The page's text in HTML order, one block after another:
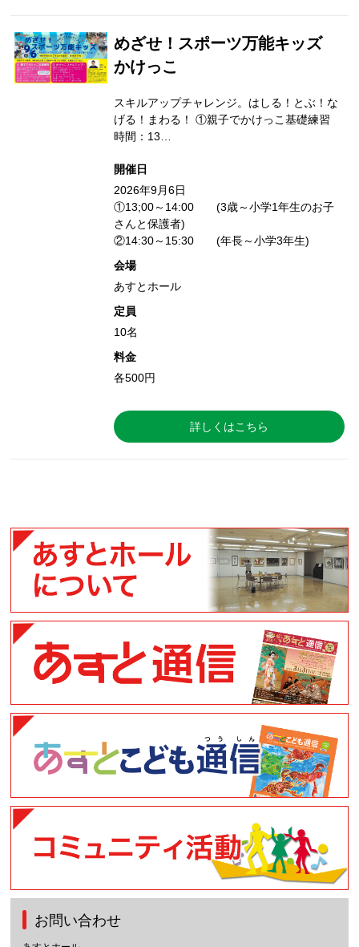
めざせ！スポーツ万能キッズ
かけっこ
スキルアップチャレンジ。はしる！とぶ！な
げる！まわる！ ①親子でかけっこ基礎練習
時間：13…
開催日
2026年9月6日
①13;00～14:00 (3歳～小学1年生のお子
さんと保護者)
②14:30～15:30 (年長～小学3年生)
会場
あすとホール
定員
10名
料金
各500円
詳しくはこちら
お問い合わせ